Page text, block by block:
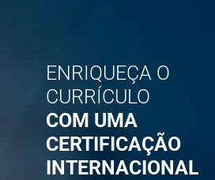
ENRIQUEÇA O
CURRÍCULO
COM UMA
CERTIFICAÇÃO
INTERNACIONAL